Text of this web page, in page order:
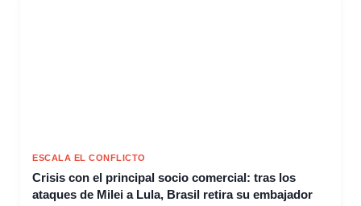
ESCALA EL CONFLICTO
Crisis con el principal socio comercial: tras los
ataques de Milei a Lula, Brasil retira su embajador